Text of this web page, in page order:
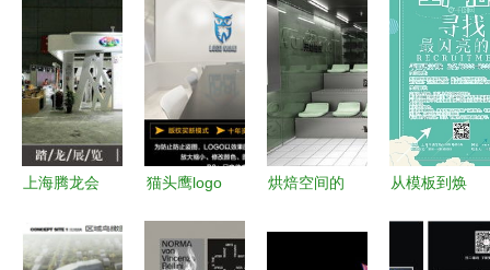
上海腾龙会
以设计与匠
猫头鹰logo
识设计全攻
烘焙空间的
从模板到焕